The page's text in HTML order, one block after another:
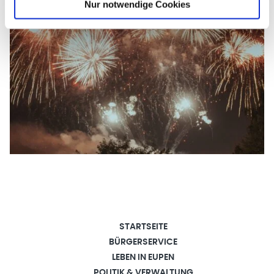
Nur notwendige Cookies
STARTSEITE
BÜRGERSERVICE
LEBEN IN EUPEN